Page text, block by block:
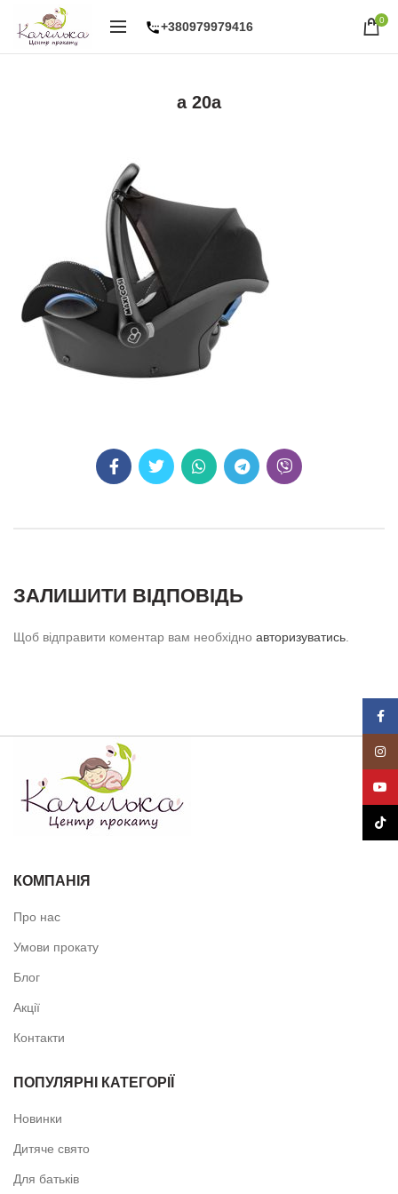
+380979979416 0
a 20a
ЗАЛИШИТИ ВІДПОВІДЬ
Щоб відправити коментар вам необхідно авторизуватись.
КОМПАНІЯ
Про нас
Умови прокату
Блог
Акції
Контакти
ПОПУЛЯРНІ КАТЕГОРІЇ
Новинки
Дитяче свято
Для батьків